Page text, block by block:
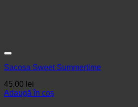
Sacosa Sweet Summertime
45.00 lei
Adaugă în coș